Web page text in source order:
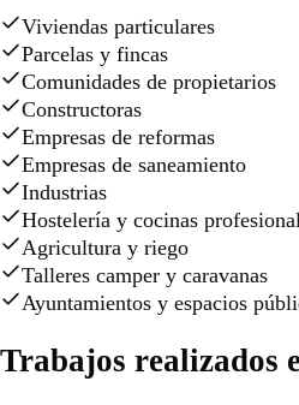
Viviendas particulares
Parcelas y fincas
Comunidades de propietarios
Constructoras
Empresas de reformas
Empresas de saneamiento
Industrias
Hostelería y cocinas
Agricultura y riego
Talleres camper y caravanas
Ayuntamientos y espacios
Trabajos realizados